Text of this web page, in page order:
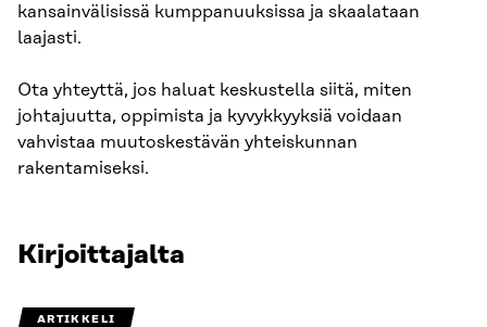
kansainvälisissä kumppanuuksissa ja skaalataan
laajasti.
Ota yhteyttä, jos haluat keskustella siitä, miten
johtajuutta, oppimista ja kyvykkyyksiä voidaan
vahvistaa muutoskestävän yhteiskunnan
rakentamiseksi.
Kirjoittajalta
ARTIKKELI